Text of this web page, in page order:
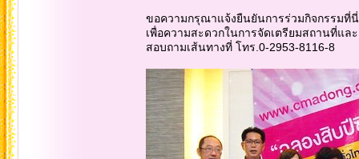
ขอความกรุณาแจ้งยืนยันการร่วมกิจกรรมที่นี่
เพื่อความสะดวกในการจัดเตรียมสถานที่แล
สอบถามเส้นทางที่ โทร.0-2953-8116-8